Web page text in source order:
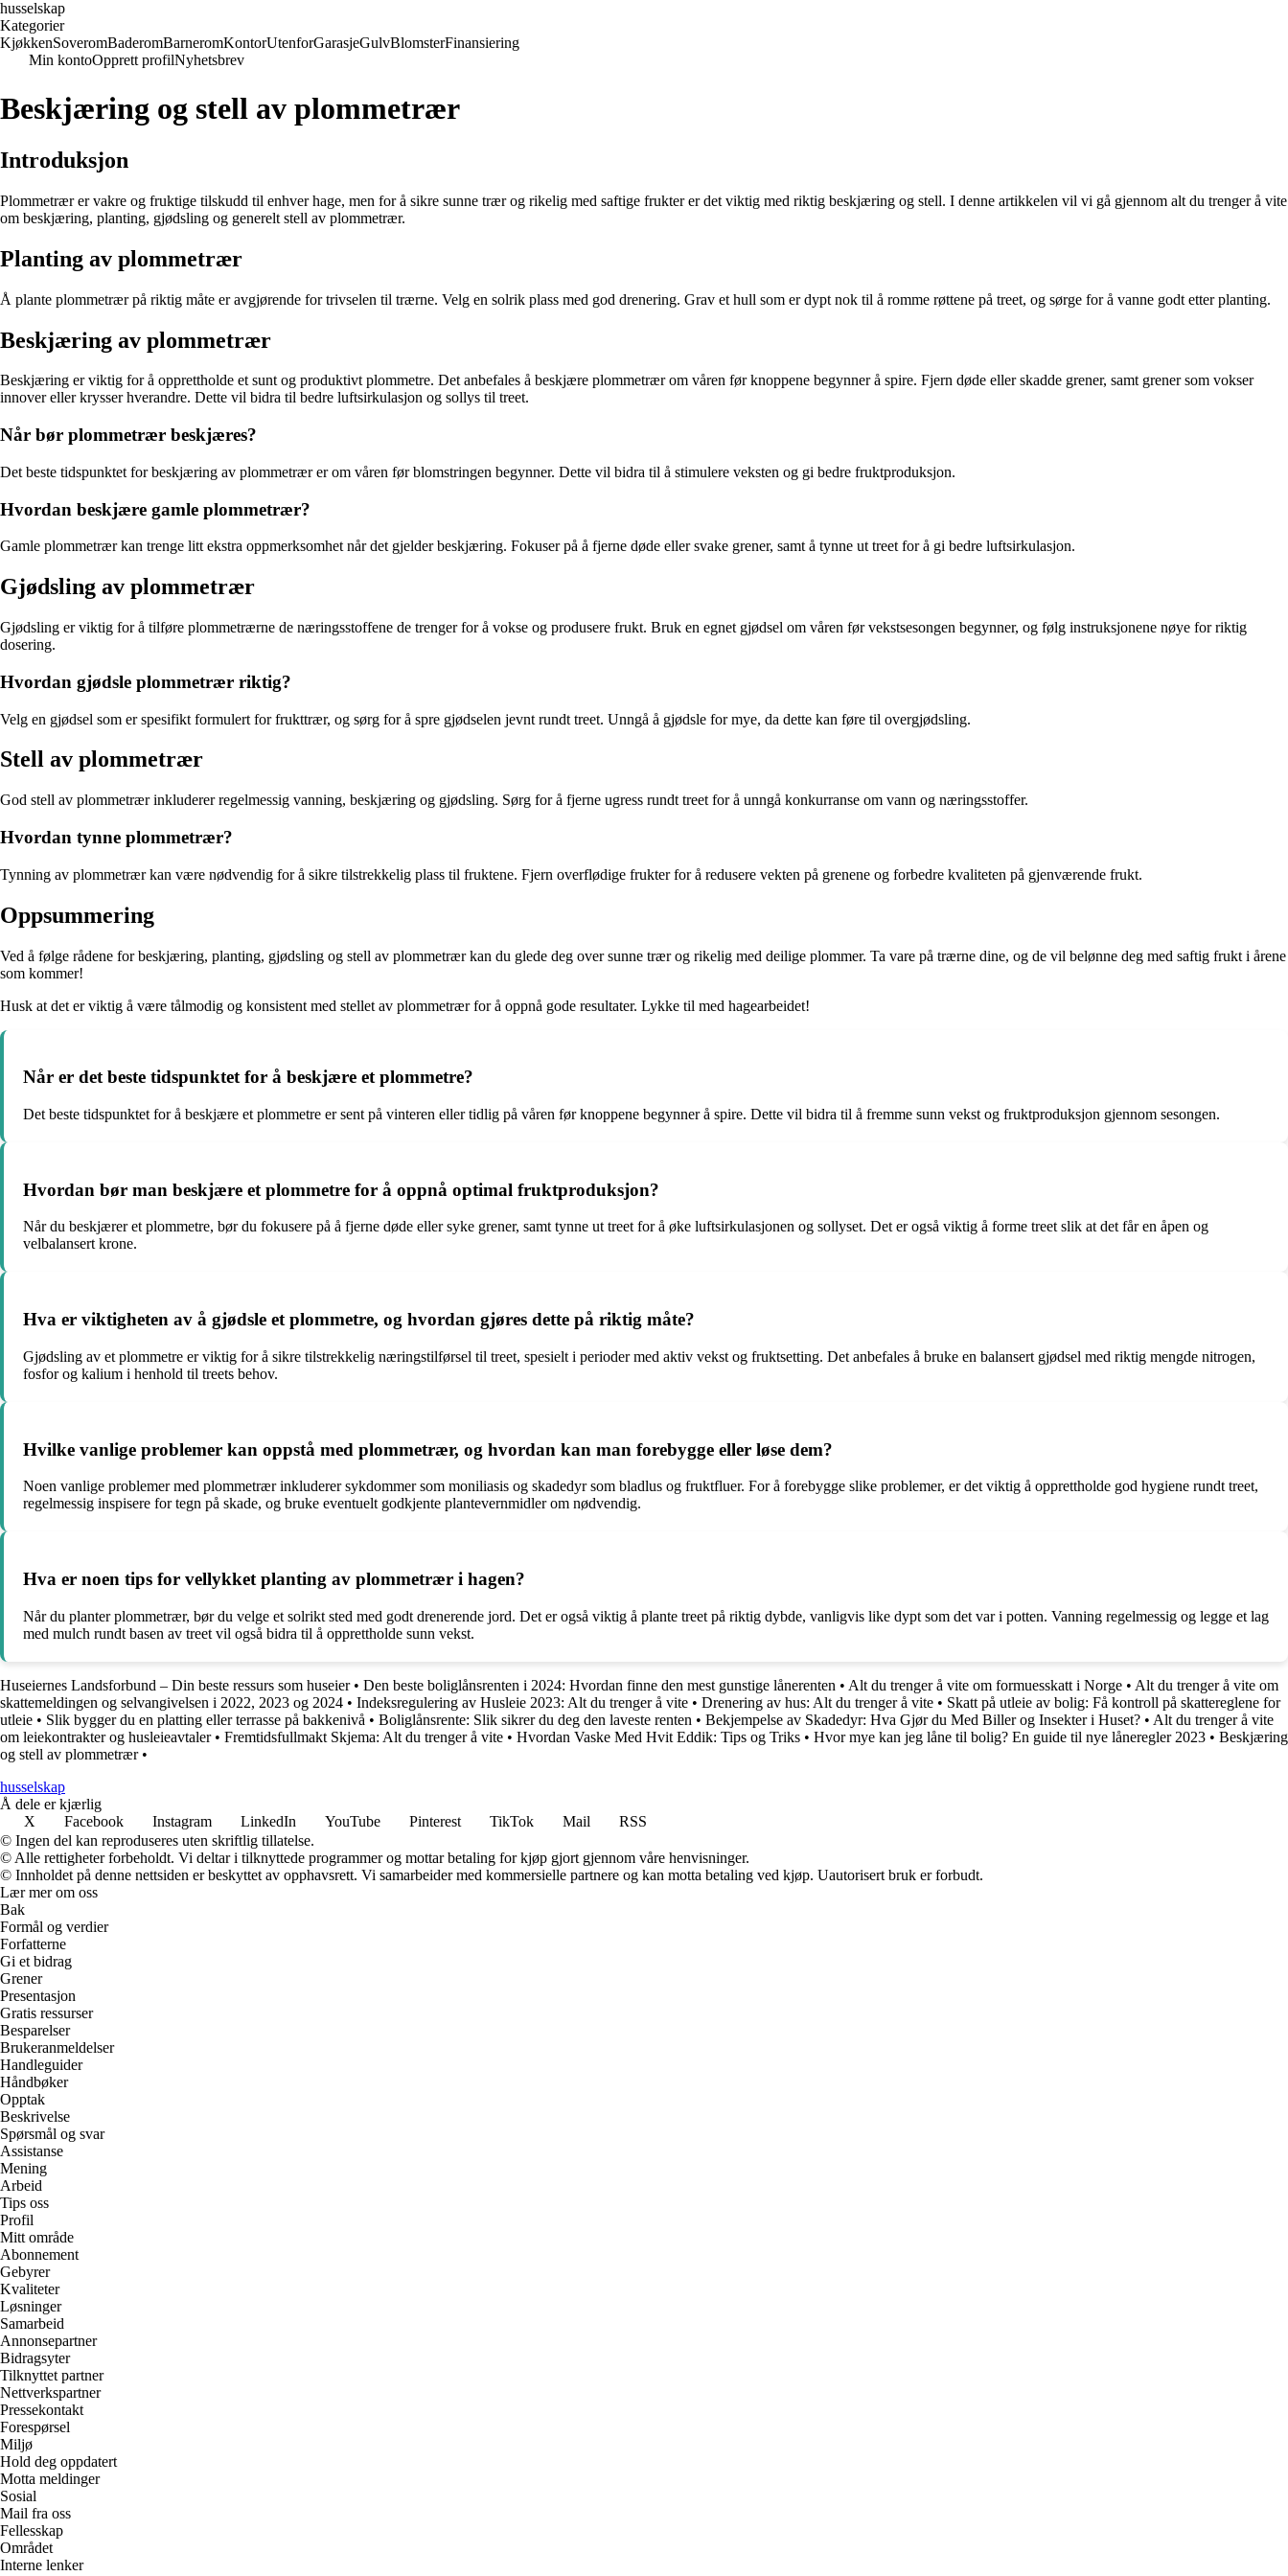
husselskap
Kategorier
KjøkkenSoveromBaderomBarneromKontorUtenforGarasjeGulvBlomsterFinansiering
Min kontoOpprett profilNyhetsbrev
Beskjæring og stell av plommetrær
Introduksjon
Plommetrær er vakre og fruktige tilskudd til enhver hage, men for å sikre sunne trær og rikelig med saftige frukter er det viktig med riktig beskjæring og stell. I denne artikkelen vil vi gå gjennom alt du trenger å vite
om beskjæring, planting, gjødsling og generelt stell av plommetrær.
Planting av plommetrær
Å plante plommetrær på riktig måte er avgjørende for trivselen til trærne. Velg en solrik plass med god drenering. Grav et hull som er dypt nok til å romme røttene på treet, og sørge for å vanne godt etter planting.
Beskjæring av plommetrær
Beskjæring er viktig for å opprettholde et sunt og produktivt plommetre. Det anbefales å beskjære plommetrær om våren før knoppene begynner å spire. Fjern døde eller skadde grener, samt grener som vokser
innover eller krysser hverandre. Dette vil bidra til bedre luftsirkulasjon og sollys til treet.
Når bør plommetrær beskjæres?
Det beste tidspunktet for beskjæring av plommetrær er om våren før blomstringen begynner. Dette vil bidra til å stimulere veksten og gi bedre fruktproduksjon.
Hvordan beskjære gamle plommetrær?
Gamle plommetrær kan trenge litt ekstra oppmerksomhet når det gjelder beskjæring. Fokuser på å fjerne døde eller svake grener, samt å tynne ut treet for å gi bedre luftsirkulasjon.
Gjødsling av plommetrær
Gjødsling er viktig for å tilføre plommetrærne de næringsstoffene de trenger for å vokse og produsere frukt. Bruk en egnet gjødsel om våren før vekstsesongen begynner, og følg instruksjonene nøye for riktig
dosering.
Hvordan gjødsle plommetrær riktig?
Velg en gjødsel som er spesifikt formulert for frukttrær, og sørg for å spre gjødselen jevnt rundt treet. Unngå å gjødsle for mye, da dette kan føre til overgjødsling.
Stell av plommetrær
God stell av plommetrær inkluderer regelmessig vanning, beskjæring og gjødsling. Sørg for å fjerne ugress rundt treet for å unngå konkurranse om vann og næringsstoffer.
Hvordan tynne plommetrær?
Tynning av plommetrær kan være nødvendig for å sikre tilstrekkelig plass til fruktene. Fjern overflødige frukter for å redusere vekten på grenene og forbedre kvaliteten på gjenværende frukt.
Oppsummering
Ved å følge rådene for beskjæring, planting, gjødsling og stell av plommetrær kan du glede deg over sunne trær og rikelig med deilige plommer. Ta vare på trærne dine, og de vil belønne deg med saftig frukt i årene
som kommer!
Husk at det er viktig å være tålmodig og konsistent med stellet av plommetrær for å oppnå gode resultater. Lykke til med hagearbeidet!
Når er det beste tidspunktet for å beskjære et plommetre?
Det beste tidspunktet for å beskjære et plommetre er sent på vinteren eller tidlig på våren før knoppene begynner å spire. Dette vil bidra til å fremme sunn vekst og fruktproduksjon gjennom sesongen.
Hvordan bør man beskjære et plommetre for å oppnå optimal fruktproduksjon?
Når du beskjærer et plommetre, bør du fokusere på å fjerne døde eller syke grener, samt tynne ut treet for å øke luftsirkulasjonen og sollyset. Det er også viktig å forme treet slik at det får en åpen og
velbalansert krone.
Hva er viktigheten av å gjødsle et plommetre, og hvordan gjøres dette på riktig måte?
Gjødsling av et plommetre er viktig for å sikre tilstrekkelig næringstilførsel til treet, spesielt i perioder med aktiv vekst og fruktsetting. Det anbefales å bruke en balansert gjødsel med riktig mengde nitrogen,
fosfor og kalium i henhold til treets behov.
Hvilke vanlige problemer kan oppstå med plommetrær, og hvordan kan man forebygge eller løse dem?
Noen vanlige problemer med plommetrær inkluderer sykdommer som moniliasis og skadedyr som bladlus og fruktfluer. For å forebygge slike problemer, er det viktig å opprettholde god hygiene rundt treet,
regelmessig inspisere for tegn på skade, og bruke eventuelt godkjente plantevernmidler om nødvendig.
Hva er noen tips for vellykket planting av plommetrær i hagen?
Når du planter plommetrær, bør du velge et solrikt sted med godt drenerende jord. Det er også viktig å plante treet på riktig dybde, vanligvis like dypt som det var i potten. Vanning regelmessig og legge et lag
med mulch rundt basen av treet vil også bidra til å opprettholde sunn vekst.
Huseiernes Landsforbund – Din beste ressurs som huseier• Den beste boliglånsrenten i 2024: Hvordan finne den mest gunstige lånerenten • Alt du trenger å vite om formuesskatt i Norge • Alt du trenger å vite om
skattemeldingen og selvangivelsen i 2022, 2023 og 2024 • Indeksregulering av Husleie 2023: Alt du trenger å vite • Drenering av hus: Alt du trenger å vite • Skatt på utleie av bolig: Få kontroll på skattereglene for
utleie • Slik bygger du en platting eller terrasse på bakkenivå • Boliglånsrente: Slik sikrer du deg den laveste renten • Bekjempelse av Skadedyr: Hva Gjør du Med Biller og Insekter i Huset? • Alt du trenger å vite
om leiekontrakter og husleieavtaler• Fremtidsfullmakt Skjema: Alt du trenger å vite • Hvordan Vaske Med Hvit Eddik: Tips og Triks • Hvor mye kan jeg låne til bolig? En guide til nye låneregler 2023 • Beskjæring
og stell av plommetrær•
husselskap
Å dele er kjærlig
X
Facebook Instagram LinkedIn YouTube Pinterest TikTok Mail
RSS
© Ingen del kan reproduseres uten skriftlig tillatelse.
© Alle rettigheter forbeholdt. Vi deltar i tilknyttede programmer og mottar betaling for kjøp gjort gjennom våre henvisninger.
© Innholdet på denne nettsiden er beskyttet av opphavsrett. Vi samarbeider med kommersielle partnere og kan motta betaling ved kjøp. Uautorisert bruk er forbudt.
Lær mer om oss
Bak
Formål og verdier
Forfatterne
Gi et bidrag
Grener
Presentasjon
Gratis ressurser
Besparelser
Brukeranmeldelser
Handleguider
Håndbøker
Opptak
Beskrivelse
Spørsmål og svar
Assistanse
Mening
Arbeid
Tips oss
Profil
Mitt område
Abonnement
Gebyrer
Kvaliteter
Løsninger
Samarbeid
Annonsepartner
Bidragsyter
Tilknyttet partner
Nettverkspartner
Pressekontakt
Forespørsel
Miljø
Hold deg oppdatert
Motta meldinger
Sosial
Mail fra oss
Fellesskap
Området
Interne lenker